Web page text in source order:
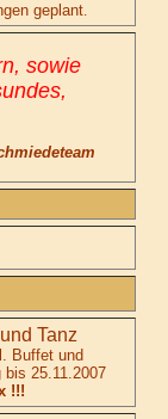
geplant.
sowie
Tanz
Buffet und
bis 25.11.2007
!!!